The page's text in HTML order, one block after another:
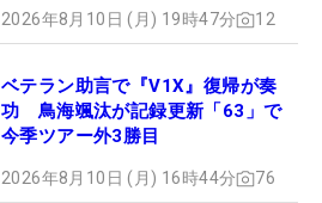
2026年8月10日 (月) 19時47分 12
ベテラン助言で『V1X』復帰が奏
功 鳥海颯汰が記録更新「63」で
今季ツアー外3勝目
2026年8月10日 (月) 16時44分 76